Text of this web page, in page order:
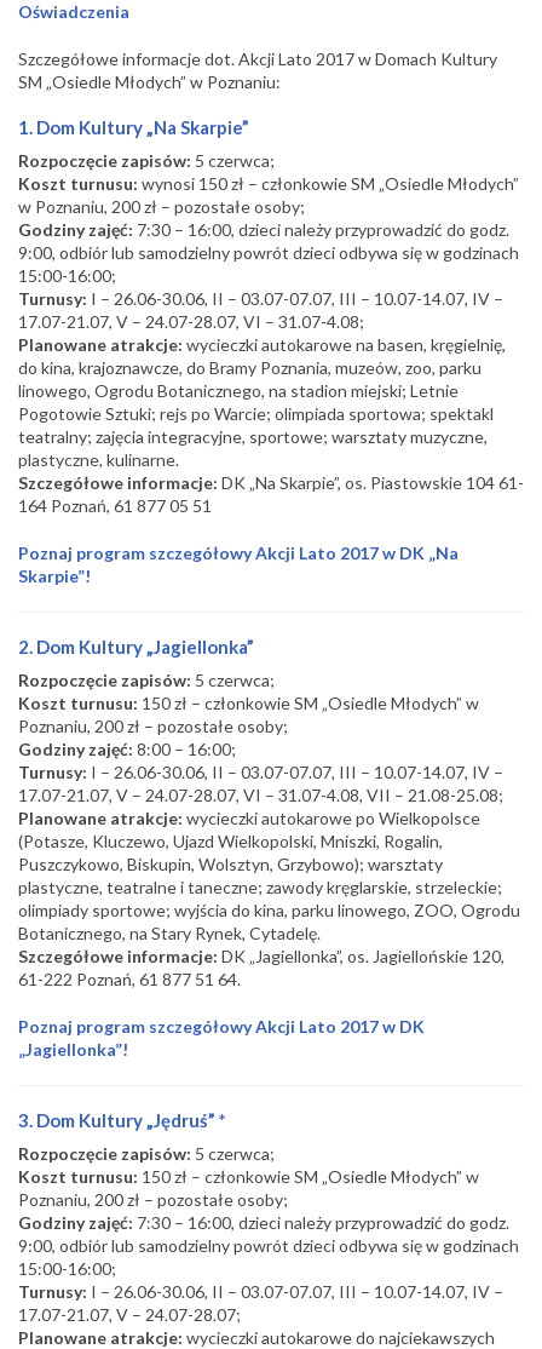
Oświadczenia
Szczegółowe informacje dot. Akcji Lato 2017 w Domach Kultury
SM „Osiedle Młodych” w Poznaniu:
1. Dom Kultury „Na Skarpie”
Rozpoczęcie zapisów: 5 czerwca;
Koszt turnusu: wynosi 150 zł – członkowie SM „Osiedle Młodych”
w Poznaniu, 200 zł – pozostałe osoby;
Godziny zajęć: 7:30 – 16:00, dzieci należy przyprowadzić do godz.
9:00, odbiór lub samodzielny powrót dzieci odbywa się w godzinach
15:00-16:00;
Turnusy: I – 26.06-30.06, II – 03.07-07.07, III – 10.07-14.07, IV –
17.07-21.07, V – 24.07-28.07, VI – 31.07-4.08;
Planowane atrakcje: wycieczki autokarowe na basen, kręgielnię,
do kina, krajoznawcze, do Bramy Poznania, muzeów, zoo, parku
linowego, Ogrodu Botanicznego, na stadion miejski; Letnie
Pogotowie Sztuki; rejs po Warcie; olimpiada sportowa; spektakl
teatralny; zajęcia integracyjne, sportowe; warsztaty muzyczne,
plastyczne, kulinarne.
Szczegółowe informacje: DK „Na Skarpie”, os. Piastowskie 104 61-
164 Poznań, 61 877 05 51
Poznaj program szczegółowy Akcji Lato 2017 w DK „Na
Skarpie”!
2. Dom Kultury „Jagiellonka”
Rozpoczęcie zapisów: 5 czerwca;
Koszt turnusu: 150 zł – członkowie SM „Osiedle Młodych” w
Poznaniu, 200 zł – pozostałe osoby;
Godziny zajęć: 8:00 – 16:00;
Turnusy: I – 26.06-30.06, II – 03.07-07.07, III – 10.07-14.07, IV –
17.07-21.07, V – 24.07-28.07, VI – 31.07-4.08, VII – 21.08-25.08;
Planowane atrakcje: wycieczki autokarowe po Wielkopolsce
(Potasze, Kluczewo, Ujazd Wielkopolski, Mniszki, Rogalin,
Puszczykowo, Biskupin, Wolsztyn, Grzybowo); warsztaty
plastyczne, teatralne i taneczne; zawody kręglarskie, strzeleckie;
olimpiady sportowe; wyjścia do kina, parku linowego, ZOO, Ogrodu
Botanicznego, na Stary Rynek, Cytadelę.
Szczegółowe informacje: DK „Jagiellonka”, os. Jagiellońskie 120,
61-222 Poznań, 61 877 51 64.
Poznaj program szczegółowy Akcji Lato 2017 w DK
„Jagiellonka”!
3. Dom Kultury „Jędruś” *
Rozpoczęcie zapisów: 5 czerwca;
Koszt turnusu: 150 zł – członkowie SM „Osiedle Młodych” w
Poznaniu, 200 zł – pozostałe osoby;
Godziny zajęć: 7:30 – 16:00, dzieci należy przyprowadzić do godz.
9:00, odbiór lub samodzielny powrót dzieci odbywa się w godzinach
15:00-16:00;
Turnusy: I – 26.06-30.06, II – 03.07-07.07, III – 10.07-14.07, IV –
17.07-21.07, V – 24.07-28.07;
Planowane atrakcje: wycieczki autokarowe do najciekawszych